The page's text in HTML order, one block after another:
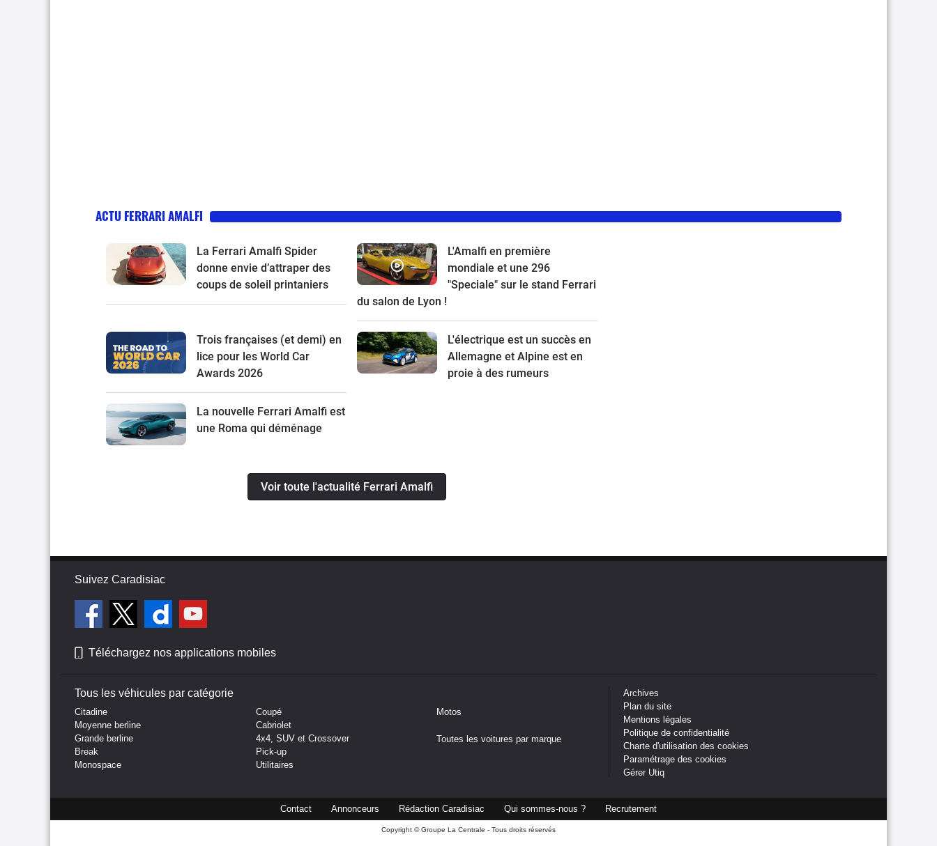
ACTU FERRARI AMALFI
La Ferrari Amalfi Spider
donne envie d’attraper des
coups de soleil printaniers
L'Amalfi en première
mondiale et une 296
"Speciale" sur le stand Ferrari
du salon de Lyon !
Trois françaises (et demi) en
lice pour les World Car
Awards 2026
L'électrique est un succès en
Allemagne et Alpine est en
proie à des rumeurs
La nouvelle Ferrari Amalfi est
une Roma qui déménage
Voir toute l'actualité Ferrari Amalfi
Suivez Caradisiac
Téléchargez nos applications mobiles
Tous les véhicules par catégorie
Citadine
Moyenne berline
Grande berline
Break
Monospace
Coupé
Cabriolet
4x4, SUV et Crossover
Pick-up
Utilitaires
Motos
Toutes les voitures par marque
Archives
Plan du site
Mentions légales
Politique de confidentialité
Charte d'utilisation des cookies
Paramétrage des cookies
Gérer Utiq
Contact Annonceurs Rédaction Caradisiac Qui sommes-nous ? Recrutement
Copyright © Groupe La Centrale - Tous droits réservés